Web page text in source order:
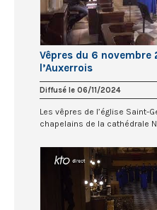
Vêpres du 6
l’Auxerrois
Diffusé le 06/11/2024
Les vêpres de l’église Saint-
chapelains de la cathédrale